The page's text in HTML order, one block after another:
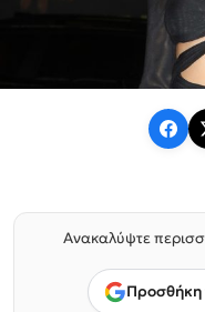
Ανακαλύψτε
Προσθήκη